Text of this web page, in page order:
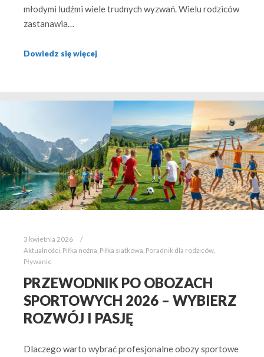
młodymi ludźmi wiele trudnych wyzwań. Wielu rodziców
zastanawia…
Dowiedz się więcej
3 kwietnia 2026
Aktualności Piłka nożna Piłka siatkowa Poradnik dla rodziców
Pływanie
PRZEWODNIK PO OBOZACH
SPORTOWYCH 2026 – WYBIERZ
ROZWÓJ I PASJĘ
Dlaczego warto wybrać profesjonalne obozy sportowe